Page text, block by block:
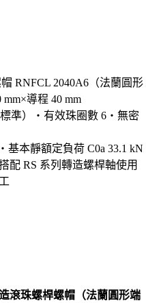
RNFCL 2040A6（法蘭圓形
導程 40 mm
準）・有效珠圈數 6・無密
基本靜額定負荷 C0a 33.1 kN
配 RS 系列轉造螺桿軸使用
滾珠螺桿螺帽（法蘭圓形端